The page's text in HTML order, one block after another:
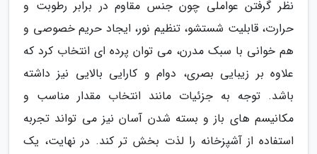
نظر گرفتن عواملی چون جنس مقاوم در برابر رطوبت و
حرارت، قابلیت شستشو، تنظیم نور، ایجاد حریم خصوصی و
هم خوانی با سبک مدرن، می توان پرده ای انتخاب کرد که
علاوه بر زیبایی بصری، دوام و کارایی بالایی نیز داشته
باشد. توجه به جزئیات مانند انتخاب مقدار مناسب و
مکانیسم های باز و بسته شدن آسان نیز می تواند تجربه
استفاده از آشپزخانه را لذت بخش تر کند. در نهایت، یک